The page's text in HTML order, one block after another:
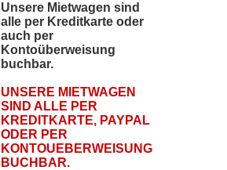
Unsere Mietwagen sind
alle per Kreditkarte oder
auch per
Kontoüberweisung
buchbar.
UNSERE MIETWAGEN
SIND ALLE PER
KREDITKARTE, PAYPAL
ODER PER
KONTOUEBERWEISUNG
BUCHBAR.